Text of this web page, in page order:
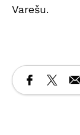
Varešu.